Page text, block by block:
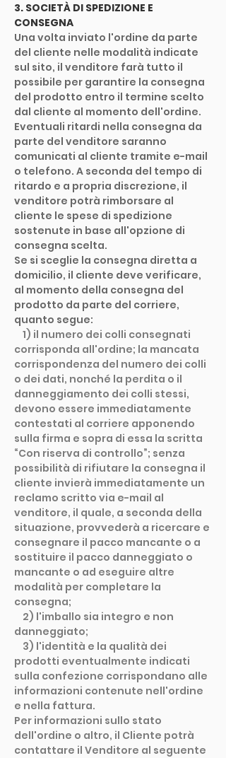
3. SOCIETÀ DI SPEDIZIONE E
CONSEGNA
Una volta inviato l'ordine da parte
del cliente nelle modalità indicate
sul sito, il venditore farà tutto il
possibile per garantire la consegna
del prodotto entro il termine scelto
dal cliente al momento dell'ordine.
Eventuali ritardi nella consegna da
parte del venditore saranno
comunicati al cliente tramite e-mail
o telefono. A seconda del tempo di
ritardo e a propria discrezione, il
venditore potrà rimborsare al
cliente le spese di spedizione
sostenute in base all'opzione di
consegna scelta.
Se si sceglie la consegna diretta a
domicilio, il cliente deve verificare,
al momento della consegna del
prodotto da parte del corriere,
quanto segue:
1) il numero dei colli consegnati
corrisponda all'ordine; la mancata
corrispondenza del numero dei colli
o dei dati, nonché la perdita o il
danneggiamento dei colli stessi,
devono essere immediatamente
contestati al corriere apponendo
sulla firma e sopra di essa la scritta
“Con riserva di controllo”; senza
possibilità di rifiutare la consegna il
cliente invierà immediatamente un
reclamo scritto via e-mail al
venditore, il quale, a seconda della
situazione, provvederà a ricercare e
consegnare il pacco mancante o a
sostituire il pacco danneggiato o
mancante o ad eseguire altre
modalità per completare la
consegna;
2) l'imballo sia integro e non
danneggiato;
3) l'identità e la qualità dei
prodotti eventualmente indicati
sulla confezione corrispondano alle
informazioni contenute nell'ordine
e nella fattura.
Per informazioni sullo stato
dell'ordine o altro, il Cliente potrà
contattare il Venditore al seguente